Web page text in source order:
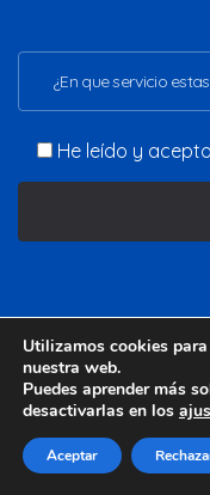
¿En que servicio
He leído y
derechos reservados.
Aviso legal Política
Utilizamos cookies
nuestra web.
Puedes aprender más
desactivarlas en los
Aceptar